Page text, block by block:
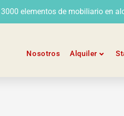
elementos de mobiliario en
Nosotros Alquiler